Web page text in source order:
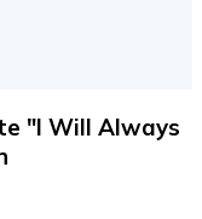
"I Will Always